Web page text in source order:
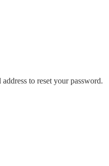
to reset your password.